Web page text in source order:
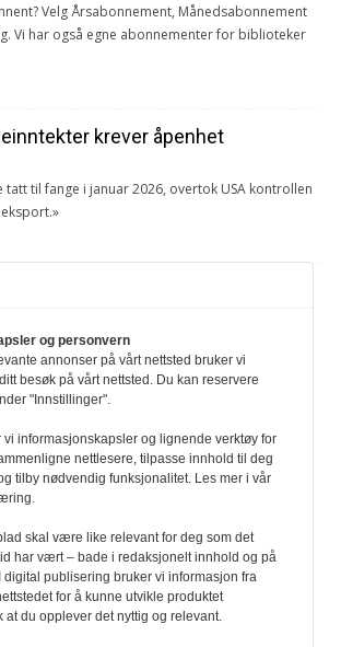
Velg Årsabonnement, Månedsabonnement
Vi har også egne abonnementer for biblioteker
krever åpenhet
tatt til fange i januar 2026, overtok USA kontrollen
er på flukt, en nedgang fra forrige
trettende største land i folketall. For å lese
Logg inn her Ny abonnent? Velg
for biblioteker og bedrifter.
og personvern
annonser på vårt nettsted bruker vi
besøk på vårt nettsted. Du kan reservere
"Innstillinger".
vi informasjonskapsler og lignende verktøy for
nettlesere, tilpasse innhold til deg
tilby nødvendig funksjonalitet. Les mer i vår
skal være like relevant for deg som det
har vært – bade i redaksjonelt innhold og på
digital publisering bruker vi informasjon fra
for å kunne utvikle produktet
at du opplever det nyttig og relevant.